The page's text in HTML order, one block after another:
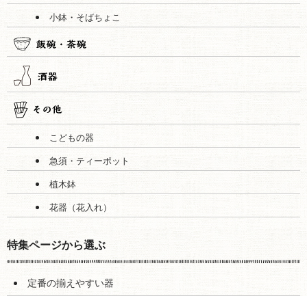
小鉢・そばちょこ
こどもの器
急須・ティーポット
植木鉢
花器（花入れ）
特集ページから選ぶ
定番の揃えやすい器